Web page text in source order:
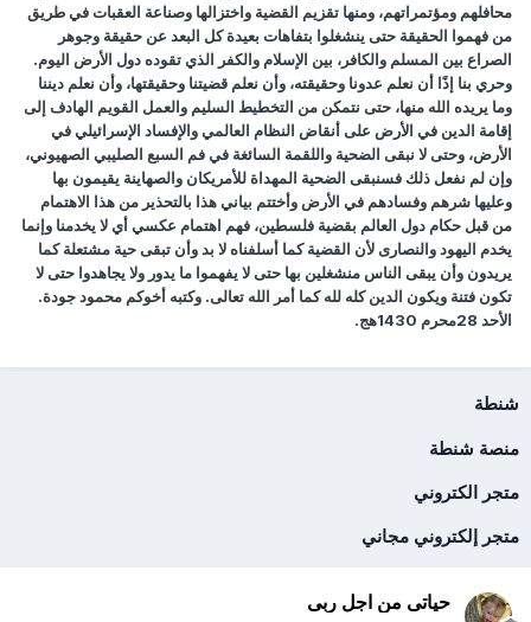
محافلهم ومؤتمراتهم، ومنها تقزيم القضية واختزالها وصناعة العقبات في طريق
من فهموا الحقيقة حتى ينشغلوا بتفاهات بعيدة كل البعد عن حقيقة وجوهر
الصراع بين المسلم والكافر، بين الإسلام والكفر الذي تقوده دول الأرض اليوم.
وحري بنا إذًا أن نعلم عدونا وحقيقته، وأن نعلم قضيتنا وحقيقتها، وأن نعلم ديننا
وما يريده الله منها، حتى نتمكن من التخطيط السليم والعمل القويم الهادف إلى
إقامة الدين في الأرض على أنقاض النظام العالمي والإفساد الإسرائيلي في
الأرض، وحتى لا نبقى الضحية واللقمة السائغة في فم السبع الصليبي الصهيوني،
وإن لم نفعل ذلك فسنبقى الضحية المهداة للأمريكان والصهاينة يقيمون بها
وعليها شرهم وفسادهم في الأرض وأختتم بياني هذا بالتحذير من هذا الاهتمام
من قبل حكام دول العالم بقضية فلسطين، فهم اهتمام عكسي أي لا يخدمنا وإنما
يخدم اليهود والنصارى لأن القضية كما أسلفناه لا بد وأن تبقى حية مشتعلة كما
يريدون وأن يبقى الناس منشغلين بها حتى لا يفهموا ما يدور ولا يجاهدوا حتى لا
تكون فتنة ويكون الدين كله لله كما أمر الله تعالى. وكتبه أخوكم محمود جودة.
الأحد 28محرم 1430هج.
شنطة
منصة شنطة
متجر الكتروني
متجر إلكتروني مجاني
حياتى من اجل ربى